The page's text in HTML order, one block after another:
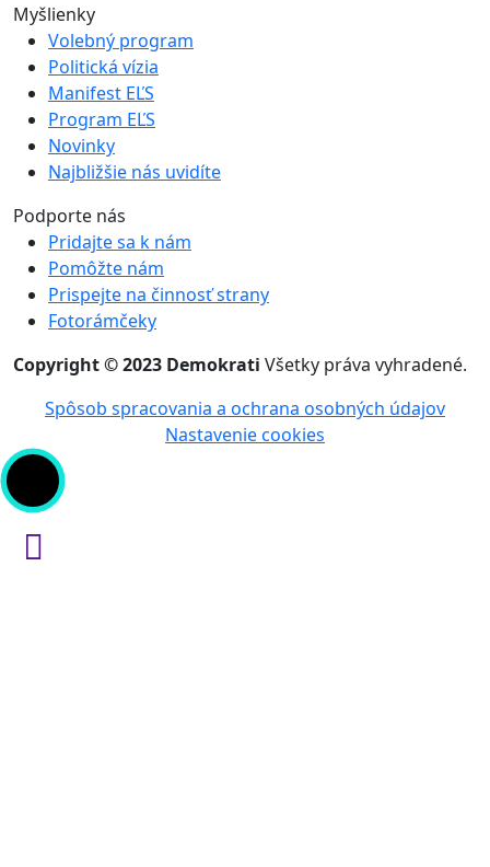
Myšlienky
Volebný program
Politická vízia
Manifest EĽS
Program EĽS
Novinky
Najbližšie nás uvidíte
Podporte nás
Pridajte sa k nám
Pomôžte nám
Prispejte na činnosť strany
Fotorámčeky
Copyright © 2023 Demokrati Všetky práva vyhradené.
Spôsob spracovania a ochrana osobných údajov
Nastavenie cookies